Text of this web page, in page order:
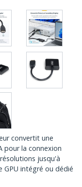
convertit une
pour la connexion
jusqu'à
GPU intégré ou dédié